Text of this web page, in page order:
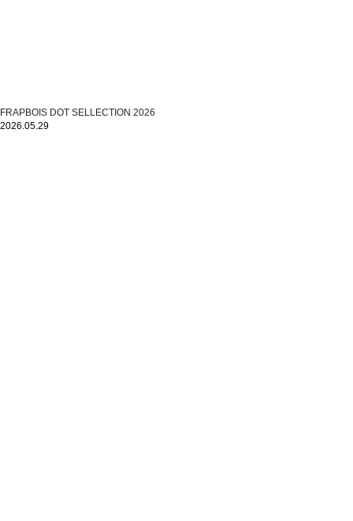
FRAPBOIS DOT SELLECTION 2026
2026.05.29